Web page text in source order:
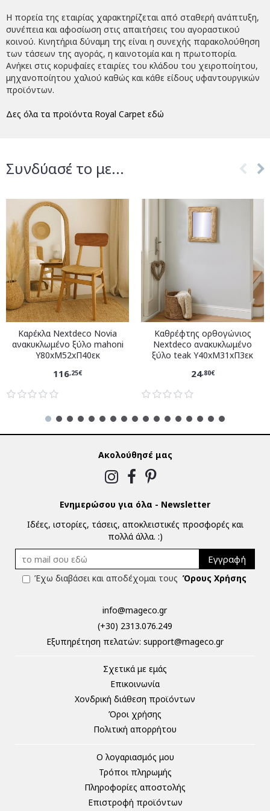
Η πορεία της εταιρίας χαρακτηρίζεται από σταθερή ανάπτυξη,
συνέπεια και αφοσίωση στις απαιτήσεις του αγοραστικού
κοινού. Κινητήρια δύναμη της είναι η συνεχής παρακολούθηση
των τάσεων της αγοράς, η καινοτομία και η πρωτοπορία.
Ανήκει στις κορυφαίες εταιρίες του κλάδου του χειροποίητου,
μηχανοποίητου χαλιού καθώς και κάθε είδους υφαντουργικών
προϊόντων.
Δες όλα τα προϊόντα Royal Carpet εδώ
Συνδύασέ το με...
Καρέκλα Nextdeco Novia
ανακυκλωμένο ξύλο mahoni
Υ80xM52xΠ40εκ
116,25€
Καθρέφτης ορθογώνιος
Nextdeco ανακυκλωμένο
ξύλο teak Υ40xM31xΠ3εκ
24,80€
Ακολούθησέ μας
Ενημερώσου για όλα - Newsletter
Ιδέες, ιστορίες, τάσεις, αποκλειστικές προσφορές και
πολλά άλλα. :)
Εγγραφή
Έχω διαβάσει και αποδέχομαι τους Όρους Χρήσης
info@mageco.gr
(+30) 2313.076.249
Eξυπηρέτηση πελατών: support@mageco.gr
Σχετικά με εμάς
Επικοινωνία
Χονδρική διάθεση προϊόντων
Όροι χρήσης
Πολιτική απορρήτου
Ο λογαριασμός μου
Τρόποι πληρωμής
Πληροφορίες αποστολής
Επιστροφή προϊόντων